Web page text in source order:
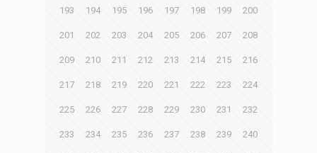
193 194 195 196 197 198 199 200
201 202 203 204 205 206 207 208
209 210 211 212 213 214 215 216
217 218 219 220 221 222 223 224
225 226 227 228 229 230 231 232
233 234 235 236 237 238 239 240